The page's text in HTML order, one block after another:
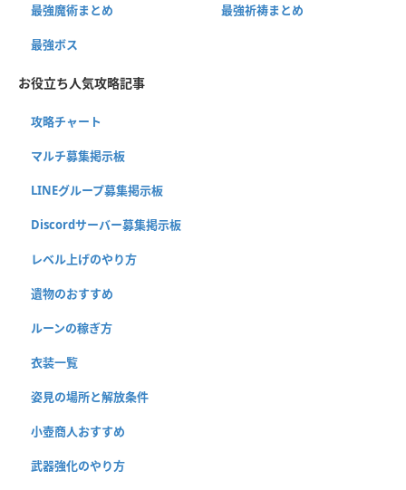
最強魔術まとめ 最強祈祷まとめ
最強ボス
お役立ち人気攻略記事
攻略チャート
マルチ募集掲示板
LINEグループ募集掲示板
Discordサーバー募集掲示板
レベル上げのやり方
遺物のおすすめ
ルーンの稼ぎ方
衣装一覧
姿見の場所と解放条件
小壺商人おすすめ
武器強化のやり方